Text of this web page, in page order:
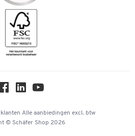
Alle aanbiedingen excl. btw
© Schäfer Shop 2026